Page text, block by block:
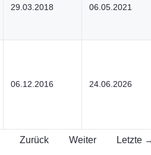
29.03.2018 06.05.2021
06.12.2016 24.06.2026
Zurück Weiter Letzte